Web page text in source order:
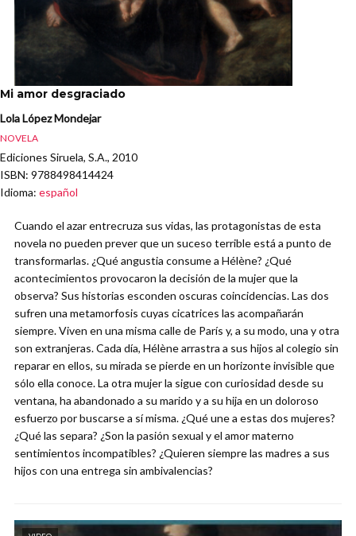
Mi amor desgraciado
Lola López Mondejar
NOVELA
Ediciones Siruela, S.A., 2010
ISBN: 9788498414424
Idioma: español
Cuando el azar entrecruza sus vidas, las protagonistas de esta
novela no pueden prever que un suceso terrible está a punto de
transformarlas. ¿Qué angustia consume a Hélène? ¿Qué
acontecimientos provocaron la decisión de la mujer que la
observa? Sus historias esconden oscuras coincidencias. Las dos
sufren una metamorfosis cuyas cicatrices las acompañarán
siempre. Viven en una misma calle de París y, a su modo, una y otra
son extranjeras. Cada día, Hélène arrastra a sus hijos al colegio sin
reparar en ellos, su mirada se pierde en un horizonte invisible que
sólo ella conoce. La otra mujer la sigue con curiosidad desde su
ventana, ha abandonado a su marido y a su hija en un doloroso
esfuerzo por buscarse a sí misma. ¿Qué une a estas dos mujeres?
¿Qué las separa? ¿Son la pasión sexual y el amor materno
sentimientos incompatibles? ¿Quieren siempre las madres a sus
hijos con una entrega sin ambivalencias?